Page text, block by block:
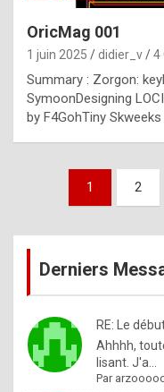
OricMag 001
1 juin 2025 didier_v 4
Summary : Zorgon:
SymoonDesigning
by F4GohTiny
Pagination
publications
1 2
Derniers
RE: Le
Ahhhh,
lisant. J'a...
Par